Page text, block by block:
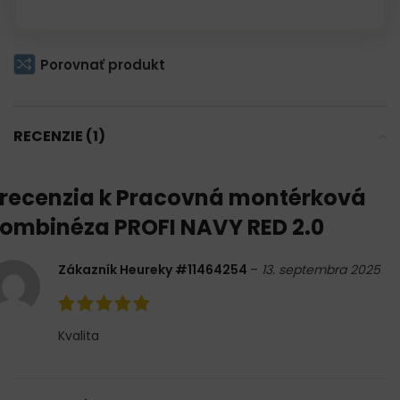
Porovnať produkt
RECENZIE (1)
recenzia kPracovná montérková
PROFI NAVY RED 2.0
Zákazník Heureky #11464254 – 13. septembra 2025
Kvalita